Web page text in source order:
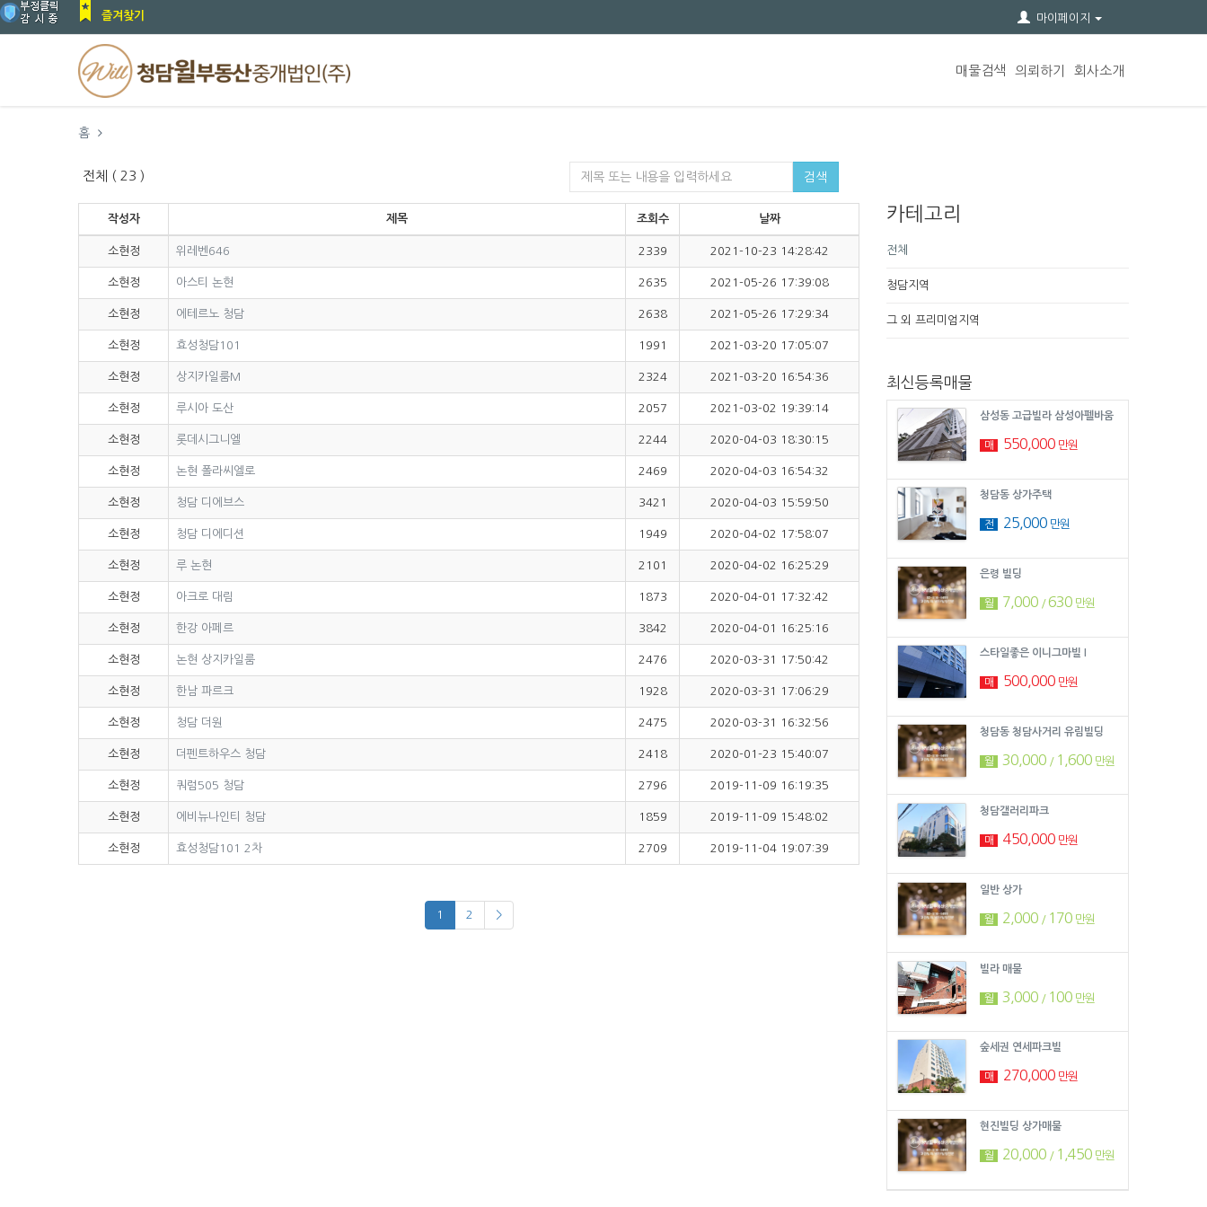
즐겨찾기 마이페이지
매물검색 의뢰하기 회사소개
홈
전체 ( 23 ) 검색
작성자 제목 조회수 날짜
소현정 위레벤646 2339 2021-10-23 14:28:42
소현정 아스티 논현 2635 2021-05-26 17:39:08
소현정 에테르노 청담 2638 2021-05-26 17:29:34
소현정 효성청담101 1991 2021-03-20 17:05:07
소현정 상지카일룸M 2324 2021-03-20 16:54:36
소현정 루시아 도산 2057 2021-03-02 19:39:14
소현정 롯데시그니엘 2244 2020-04-03 18:30:15
소현정 논현 폴라씨엘로 2469 2020-04-03 16:54:32
소현정 청담 디에브스 3421 2020-04-03 15:59:50
소현정 청담 디에디션 1949 2020-04-02 17:58:07
소현정 루 논현 2101 2020-04-02 16:25:29
소현정 아크로 대림 1873 2020-04-01 17:32:42
소현정 한강 아페르 3842 2020-04-01 16:25:16
소현정 논현 상지카일룸 2476 2020-03-31 17:50:42
소현정 한남 파르크 1928 2020-03-31 17:06:29
소현정 청담 더원 2475 2020-03-31 16:32:56
소현정 더펜트하우스 청담 2418 2020-01-23 15:40:07
소현정 쿼럼505 청담 2796 2019-11-09 16:19:35
소현정 에비뉴나인티 청담 1859 2019-11-09 15:48:02
소현정 효성청담101 2차 2709 2019-11-04 19:07:39
1 2 >
카테고리
전체
청담지역
그 외 프리미엄지역
최신등록매물
삼성동 고급빌라 삼성아펠바움
매 550,000 만원
청담동 상가주택
전 25,000 만원
은령 빌딩
월 7,000 / 630 만원
스타일좋은 이니그마빌 I
매 500,000 만원
청담동 청담사거리 유림빌딩
월 30,000 / 1,600 만원
청담갤러리파크
매 450,000 만원
일반 상가
월 2,000 / 170 만원
빌라 매물
월 3,000 / 100 만원
숲세권 연세파크빌
매 270,000 만원
현진빌딩 상가매물
월 20,000 / 1,450 만원